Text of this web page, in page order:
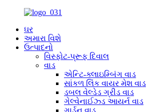
ઘર
અમારા વિશે
ઉત્પાદનો
વિસ્ફોટ-પ્રૂફ દિવાલ
વાડ
એન્ટિ-ક્લાઇમ્બિંગ વાડ
સાંકળ લિંક વાયર મેશ વાડ
ડબલ વેલ્ડેડ ગ્રીડ વાડ
ગેલ્વેનાઈઝ્ડ આયર્ન વાડ
ગાર્ડન વાડ